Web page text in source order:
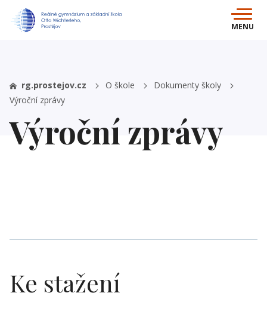
MENU
rg.prostejov.cz O škole
Dokumenty školy
Výroční zprávy
Výroční zprávy
Ke stažení